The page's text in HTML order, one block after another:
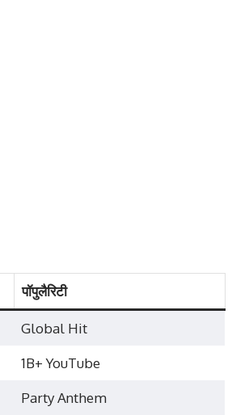
पॉपुलैरिटी
Global Hit
1B+ YouTube
Party Anthem